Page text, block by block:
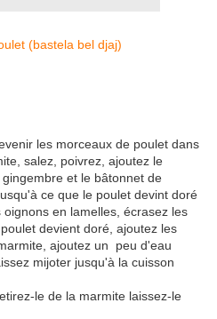
les morceaux de poulet dans
salez, poivrez, ajoutez le
et le bâtonnet de
ce que le poulet devint doré
en lamelles, écrasez les
devient doré, ajoutez les
ajoutez un peu d'eau
mijoter jusqu'à la cuisson
le de la marmite laissez-le